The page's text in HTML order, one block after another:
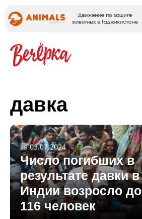
давка
03.07.2024
Число погибших в
результате давки в
Индии возросло до
116 человек